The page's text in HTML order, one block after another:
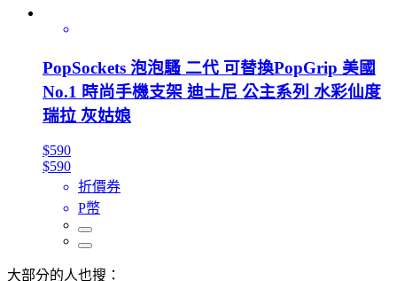
PopSockets 泡泡騷 二代 可替換PopGrip 美國
No.1 時尚手機支架 迪士尼 公主系列 水彩仙度
瑞拉 灰姑娘
$590
$590
折價券
P幣
大部分的人也搜：